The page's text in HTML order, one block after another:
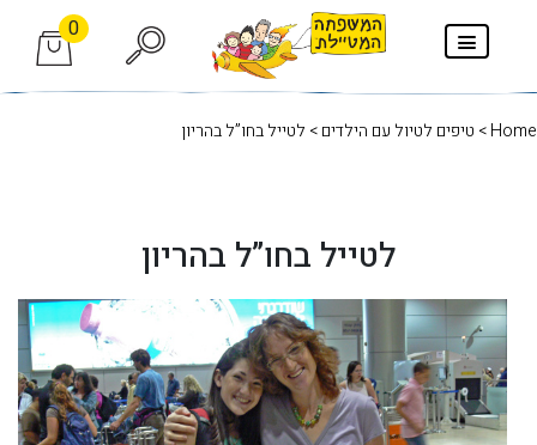
0
Home
> טיפים לטיול עם הילדים> לטייל בחו”ל בהריון
לטייל בחו”ל בהריון